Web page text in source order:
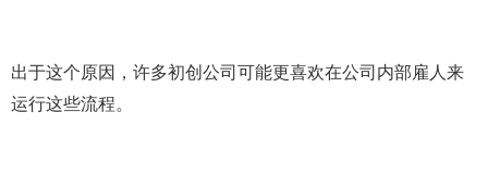
出于这个原因，许多初创公司可能更喜欢在公司内部雇人来
运行这些流程。